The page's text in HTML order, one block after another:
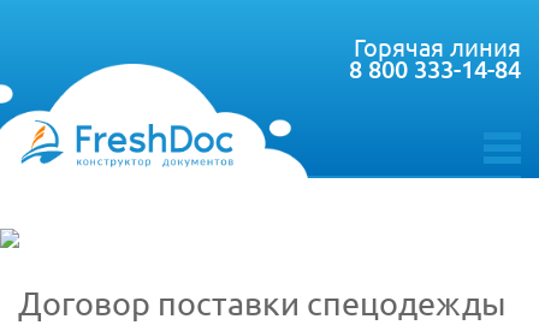
toggle
Горячая линия
8 800 333-14-84
Договор поставки спецодежды